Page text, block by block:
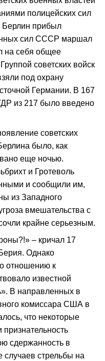
полицейских сил
Берлин прибыл
сил СССР маршал
на себя общее
советских войск
под охрану
Германии. В 167
из 217 было введено
советских
было, как
еще ночью.
и Гротеволь
и сообщили им,
из Западного
вмешательства с
крайне серьезным.
– кричал 17
Однако
отношению к
известной
В направленных в
комиссара США в
что некоторые
сдержанность в
случаев стрельбы на